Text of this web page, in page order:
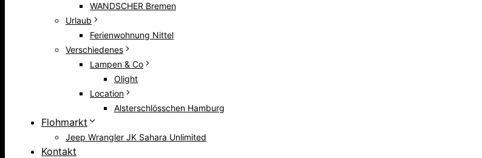
WANDSCHER Bremen
Urlaub
Ferienwohnung Nittel
Verschiedenes
Lampen & Co
Olight
Location
Alsterschlösschen Hamburg
Flohmarkt
Jeep Wrangler JK Sahara Unlimited
Kontakt